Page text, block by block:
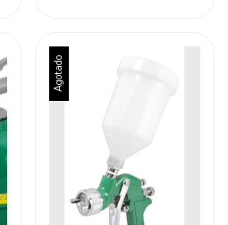
Agotado